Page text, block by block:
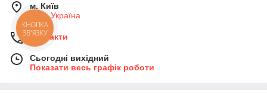
м. Київ
Київ, Україна
Контакти
Сьогодні вихідний
Показати весь графік роботи
КНОПКА
ЗВ'ЯЗКУ